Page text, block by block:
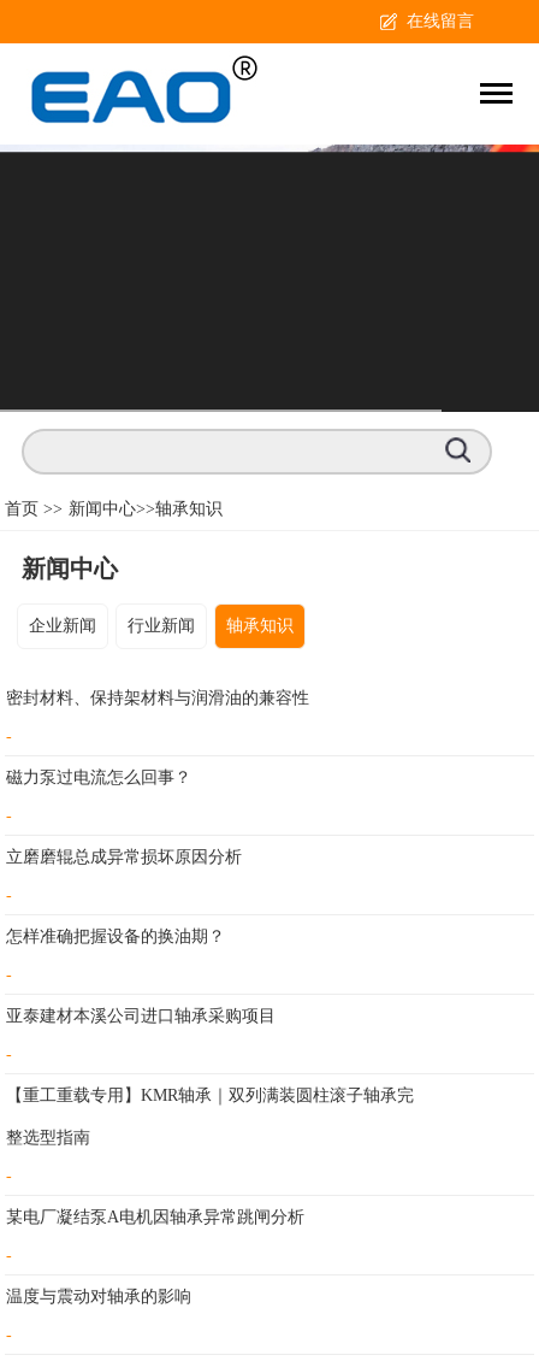
在线留言
首页 >> 新闻中心>>轴承知识
新闻中心
企业新闻 行业新闻 轴承知识
密封材料、保持架材料与润滑油的兼容性
-
磁力泵过电流怎么回事？
-
立磨磨辊总成异常损坏原因分析
-
怎样准确把握设备的换油期？
-
亚泰建材本溪公司进口轴承采购项目
-
【重工重载专用】KMR轴承｜双列满装圆柱滚子轴承完
整选型指南
-
某电厂凝结泵A电机因轴承异常跳闸分析
-
温度与震动对轴承的影响
-